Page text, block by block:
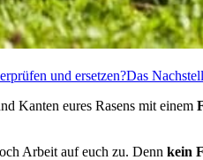
und ersetzen?Das
Kanten eures Rasens mit einem
Arbeit auf euch zu. Denn kein